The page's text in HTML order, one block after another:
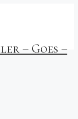
– Goes –